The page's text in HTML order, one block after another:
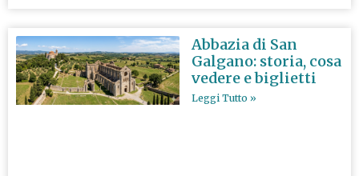
Abbazia di San
Galgano: storia, cosa
vedere e biglietti
Leggi Tutto »